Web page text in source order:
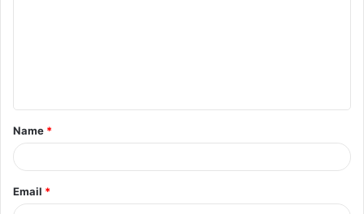
t
*
Name *
Email *